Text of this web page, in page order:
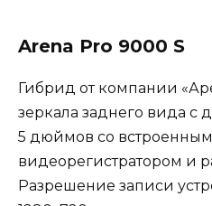
Arena Pro 9000 S
Гибрид от компании
зеркала заднего вида с
5 дюймов со
видеорегистратором и
Разрешение записи